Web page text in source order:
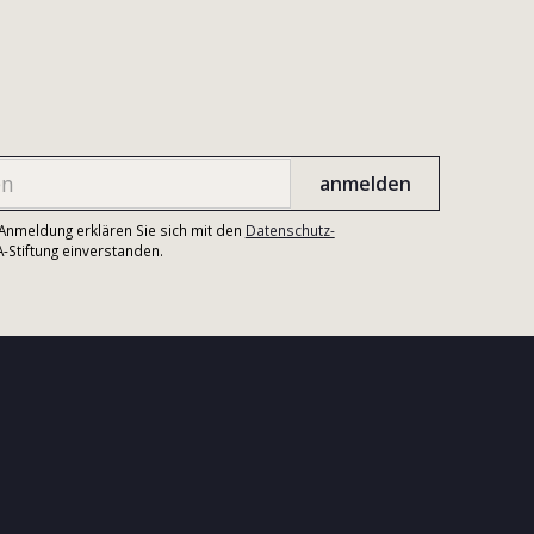
erklären Sie sich mit den Datenschutz-
Stiftung einverstanden.